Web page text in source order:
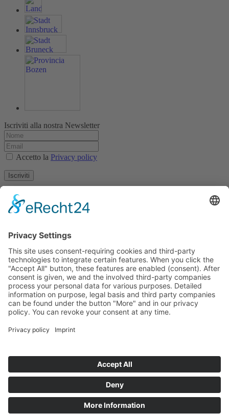
Iscriviti alla nostra Newsletter
Accetto la Privacy policy
Iscriviti
Data privacy
Condizioni generali di contratto
Archivio Tirolese per la documentazione e l'arte
fotografica
Piazza Egger-Lienz 2 (Ufficio), Piazza Principale 7 (Indirizzo
Postale), A-9900 Lienz, Austria | Tel.:+43 (0) 4852-98238
Piazza Municipio 1, I-39031 Brunico, Italia | Tel.: +39 0474 545
400
Questo indirizzo email è protetto dagli spambots. È necessario
abilitare JavaScript per vederlo.